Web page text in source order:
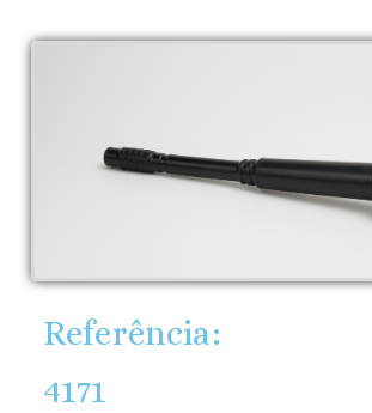
Referência:
4171